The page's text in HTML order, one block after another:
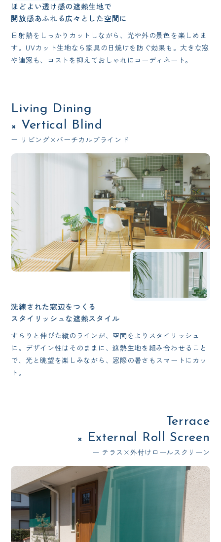
ほどよい透け感の遮熱生地で
開放感あふれる広々とした空間に
日射熱をしっかりカットしながら、光や外の景色を楽しめま
す。UVカット生地なら家具の日焼けを防ぐ効果も。大きな窓
や連窓も、コストを抑えておしゃれにコーディネート。
Living Dining
× Vertical Blind
ー リビング×バーチカルブラインド
洗練された窓辺をつくる
スタイリッシュな遮熱スタイル
すらりと伸びた縦のラインが、空間をよりスタイリッシュ
に。デザイン性はそのままに、遮熱生地を組み合わせること
で、光と眺望を楽しみながら、窓際の暑さもスマートにカッ
ト。
Terrace
× External Roll Screen
ー テラス×外付けロールスクリーン